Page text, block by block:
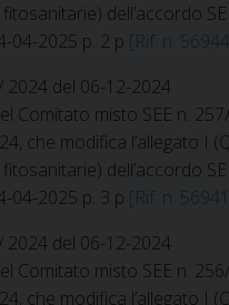
dell’accordo
04-2025 p. 2 p [Rif. n.
2024 del 06-12-2024
Comitato misto SEE n.
che modifica l’allegato I
dell’accordo
04-2025 p. 3 p [Rif. n.
2024 del 06-12-2024
Comitato misto SEE n.
che modifica l’allegato I